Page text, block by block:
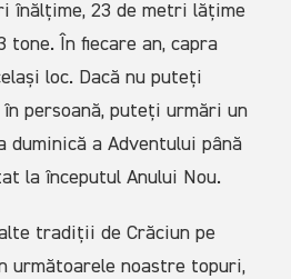
înălțime, 23 de metri lățime
tone. În fiecare an, capra
loc. Dacă nu puteți
în persoană, puteți urmări un
duminică a Adventului până
la începutul Anului Nou.
tradiții de Crăciun pe
următoarele noastre topuri,